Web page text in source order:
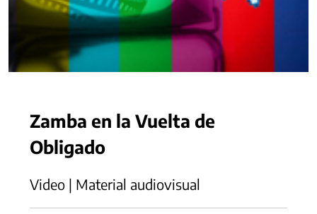
Zamba en la Vuelta de
Obligado
Video | Material audiovisual